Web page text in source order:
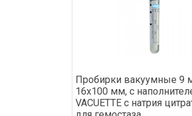
Пробирки вакуумные 9
16х100 мм, с
VACUETTE с натрия